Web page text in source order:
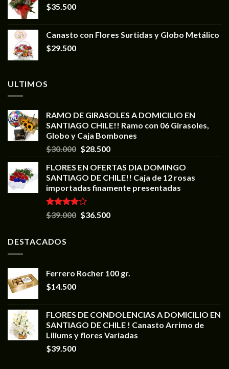
$35.500
Canasto con Flores Surtidas y Globo Metálico
$29.500
ULTIMOS
RAMO DE GIRASOLES A DOMICILIO EN
SANTIAGO CHILE!! Ramo con 06 Girasoles,
Globo y Caja Bombones
$30.000 $28.500
FLORES EN OFERTAS DIA DOMINGO
SANTIAGO DE CHILE!! Caja de 12 rosas
importadas finamente presentadas
Valorado
en
$39.000 $36.500
DESTACADOS
Ferrero Rocher 100 gr.
$14.500
FLORES DE CONDOLENCIAS A DOMICILIO EN
SANTIAGO DE CHILE ! Canasto Arrimo de
Liliums y flores Variadas
$39.500